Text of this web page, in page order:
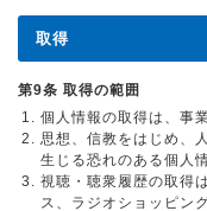
取得
第9条 取得の範囲
個人情報の取得は、事
思想、信教をはじめ、
生じる恐れのある個人
視聴・聴衆履歴の取得
ス、ラジオショッピン